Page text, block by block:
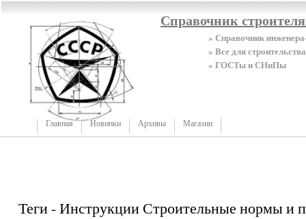
Справочник
» Справочник
» Все для строительства
» ГОСТы и СНиПы
Главная Новинки Архивы Магазин
Теги - Инструкции Строительные нормы и